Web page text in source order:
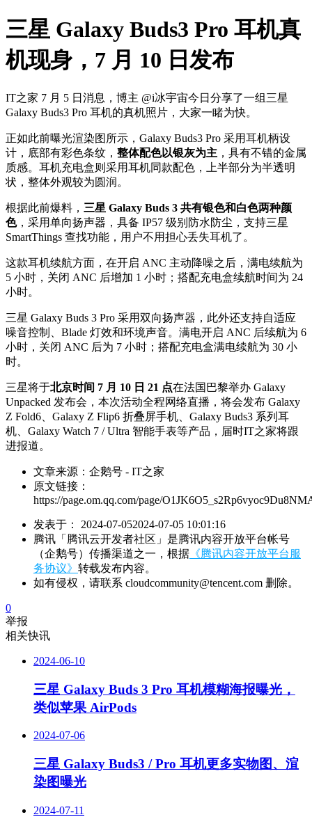
三星 Galaxy Buds3 Pro 耳机真
机现身，7 月 10 日发布
IT之家 7 月 5 日消息，博主 @i冰宇宙今日分享了一组三星
Galaxy Buds3 Pro 耳机的真机照片，大家一睹为快。
正如此前曝光渲染图所示，Galaxy Buds3 Pro 采用耳机柄设
计，底部有彩色条纹， 整体配色以银灰为主 ，具有不错的金属
质感。耳机充电盒则采用耳机同款配色，上半部分为半透明
状，整体外观较为圆润。
根据此前爆料， 三星 Galaxy Buds 3 共有银色和白色两种颜
色，采用单向扬声器，具备 IP57 级别防水防尘，支持三星
SmartThings 查找功能，用户不用担心丢失耳机了。
这款耳机续航方面，在开启 ANC 主动降噪之后，满电续航为
5 小时，关闭 ANC 后增加 1 小时；搭配充电盒续航时间为 24
小时。
三星 Galaxy Buds 3 Pro 采用双向扬声器，此外还支持自适应
噪音控制、Blade 灯效和环境声音。满电开启 ANC 后续航为 6
小时，关闭 ANC 后为 7 小时；搭配充电盒满电续航为 30 小
时。
三星将于北京时间 7 月 10 日 21 点在法国巴黎举办 Galaxy
Unpacked 发布会，本次活动全程网络直播，将会发布 Galaxy
Z Fold6、Galaxy Z Flip6 折叠屏手机、Galaxy Buds3 系列耳
机、Galaxy Watch 7 / Ultra 智能手表等产品，届时IT之家将跟
进报道。
文章来源： 企鹅号 - IT之家
原文链接：
https://page.om.qq.com/page/
发表于： 2024-07-052024-07-05 10:01:16
腾讯「腾讯云开发者社区」是腾讯内容开放平台帐号
（企鹅号）传播渠道之一，根据 《腾讯内容开放平台服
务协议》 转载发布内容。
如有侵权，请联系 cloudcommunity@tencent.com 删除。
0
举报
相关快讯
2024-06-10
三星 Galaxy Buds 3 Pro 耳机模糊海报曝光，
类似苹果 AirPods
2024-07-06
三星 Galaxy Buds3 / Pro 耳机更多实物图、渲
染图曝光
2024-07-11